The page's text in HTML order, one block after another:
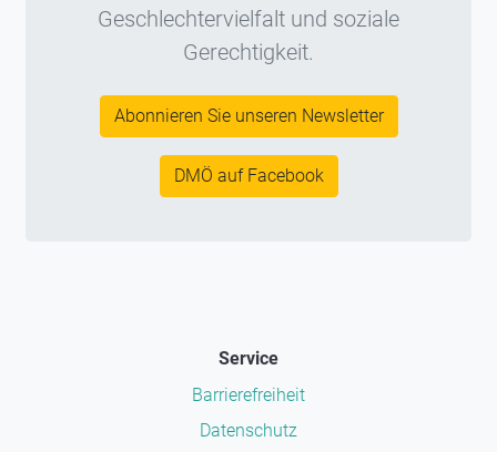
Geschlechtervielfalt und soziale
Gerechtigkeit.
Abonnieren Sie unseren Newsletter
DMÖ auf Facebook
Service
Barrierefreiheit
Datenschutz